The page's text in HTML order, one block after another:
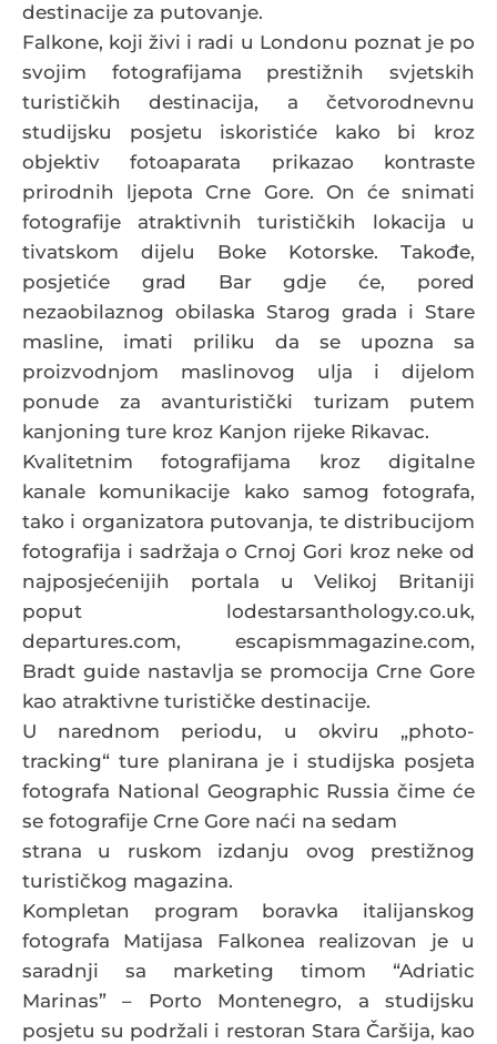
destinacije za putovanje.
Falkone, koji živi i radi u Londonu poznat je po
svojim fotografijama prestižnih svjetskih
turističkih destinacija, a četvorodnevnu
studijsku posjetu iskoristiće kako bi kroz
objektiv fotoaparata prikazao kontraste
prirodnih ljepota Crne Gore. On će snimati
fotografije atraktivnih turističkih lokacija u
tivatskom dijelu Boke Kotorske. Takođe,
posjetiće grad Bar gdje će, pored
nezaobilaznog obilaska Starog grada i Stare
masline, imati priliku da se upozna sa
proizvodnjom maslinovog ulja i dijelom
ponude za avanturistički turizam putem
kanjoning ture kroz Kanjon rijeke Rikavac.
Kvalitetnim fotografijama kroz digitalne
kanale komunikacije kako samog fotografa,
tako i organizatora putovanja, te distribucijom
fotografija i sadržaja o Crnoj Gori kroz neke od
najposjećenijih portala u Velikoj Britaniji
poput lodestarsanthology.co.uk,
departures.com, escapismmagazine.com,
Bradt guide nastavlja se promocija Crne Gore
kao atraktivne turističke destinacije.
U narednom periodu, u okviru „photo-
tracking“ ture planirana je i studijska posjeta
fotografa National Geographic Russia čime će
se fotografije Crne Gore naći na sedam
strana u ruskom izdanju ovog prestižnog
turističkog magazina.
Kompletan program boravka italijanskog
fotografa Matijasa Falkonea realizovan je u
saradnji sa marketing timom “Adriatic
Marinas” – Porto Montenegro, a studijsku
posjetu su podržali i restoran Stara Čaršija, kao